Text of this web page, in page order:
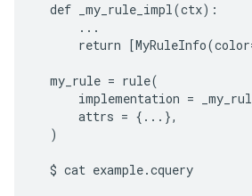
  def _my_rule_impl(ctx):
      ...
return
  my_rule = rule(
implementation =
      attrs = {...},
  )
  $ cat example.cquery